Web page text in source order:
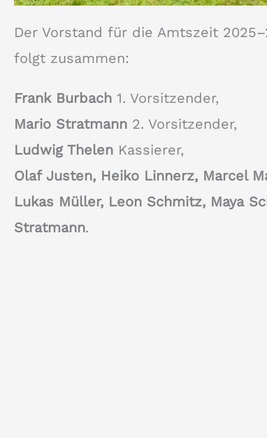
Der Vorstand für die Amtszeit
folgt zusammen:
Frank Burbach 1. Vorsitzender,
Mario Stratmann 2. Vorsitzender,
Ludwig Thelen Kassierer,
Olaf Justen, Heiko Linnerz, Marcel
Lukas Müller, Leon Schmitz, Maya
Stratmann.